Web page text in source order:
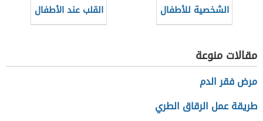
الشخصية للأطفال
القلب عند الأطفال
مقالات منوعة
مرض فقر الدم
طريقة عمل الرقاق الطري